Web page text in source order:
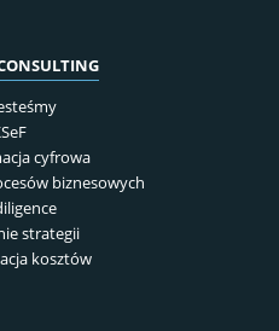
cyfrowa
biznesowych
strategii
kosztów